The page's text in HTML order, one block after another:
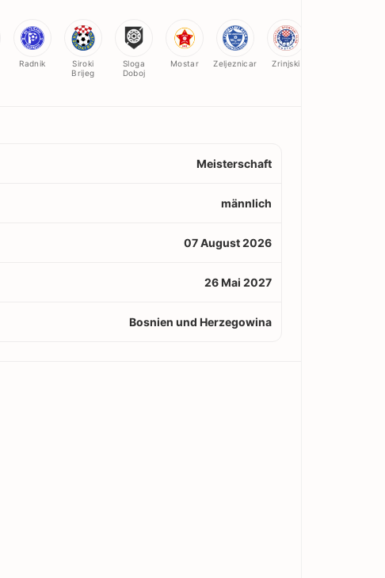
Radnik
Siroki
Brijeg
Sloga
Doboj
Mostar Zeljeznicar Zrinjski
Meisterschaft
männlich
07 August 2026
26 Mai 2027
Bosnien und Herzegowina